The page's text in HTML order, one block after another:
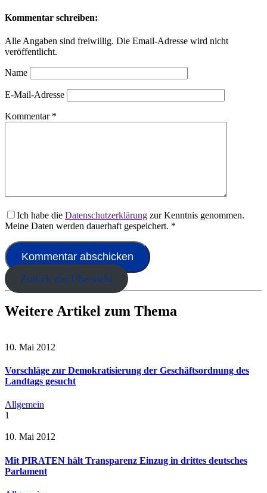
Kommentar schreiben:
Alle Angaben sind freiwillig. Die Email-Adresse wird nicht
veröffentlicht.
Name
E-Mail-Adresse
Kommentar *
Ich habe die Datenschutzerklärung zur Kenntnis genommen.
Meine Daten werden dauerhaft gespeichert. *
Zurück zur Übersicht
Weitere Artikel zum Thema
10. Mai 2012
Vorschläge zur Demokratisierung der Geschäftsordnung des
Landtags gesucht
Allgemein
1
10. Mai 2012
Mit PIRATEN hält Transparenz Einzug in drittes deutsches
Parlament